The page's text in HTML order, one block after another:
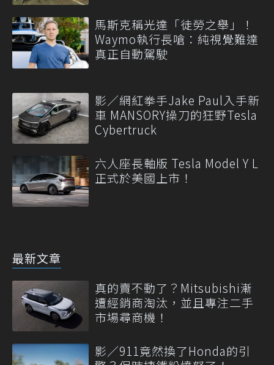
馬斯克稱光達「徒勞之舉」！
Waymo執行長嗆：純視覺難達
真正自動駕駛
影／網紅拳手Jake Paul入手新
車 MANSORY操刀的狂野Tesla
Cybertruck
六人座長軸版 Tesla Model Y L
正式於美國上市！
最新文章
真的賣不動了？Mitsubishi漸
遭經銷商淘汰，並且專注二手
市場尋商機！
影／911竟然換了Honda的引